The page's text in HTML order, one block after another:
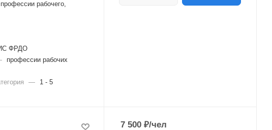
рабочего,
ФРДО
профессии рабочих
— 1 - 5
7 500 ₽/чел